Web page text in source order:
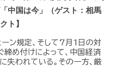
中国は今」（ゲスト：相馬
ト】
ン規定、そして7月1日の対
締め付けによって、中国経済
失われている。その一方、厳